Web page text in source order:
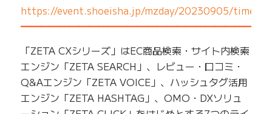
https://event.shoeisha.jp/mzday/20230905/
「ZETA CXシリーズ」はEC商品検索・サイト内検索
エンジン「ZETA SEARCH」、レビュー・口コミ・
Q&Aエンジン「ZETA VOICE」、ハッシュタグ活用
エンジン「ZETA HASHTAG」、OMO・DXソリュ